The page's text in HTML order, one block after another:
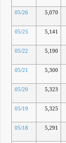
05/26
5,070
05/25 5,141
05/22 5,190
05/21 5,300
05/20 5,323
05/19 5,325
05/18 5,291